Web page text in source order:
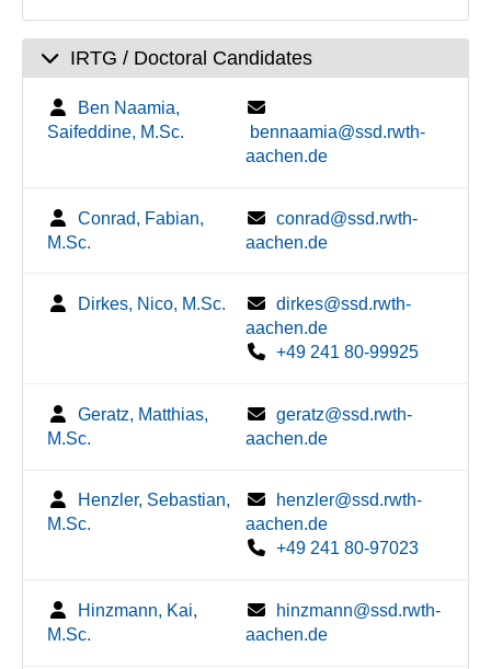
IRTG / Doctoral Candidates
Ben Naamia,
Saifeddine, M.Sc.
bennaamia@ssd.rwth-
aachen.de
Conrad, Fabian,
M.Sc.
conrad@ssd.rwth-
aachen.de
Dirkes, Nico, M.Sc.
dirkes@ssd.rwth-
aachen.de
+49 241 80-99925
Geratz, Matthias,
M.Sc.
geratz@ssd.rwth-
aachen.de
Henzler, Sebastian,
M.Sc.
henzler@ssd.rwth-
aachen.de
+49 241 80-97023
Hinzmann, Kai,
M.Sc.
hinzmann@ssd.rwth-
aachen.de